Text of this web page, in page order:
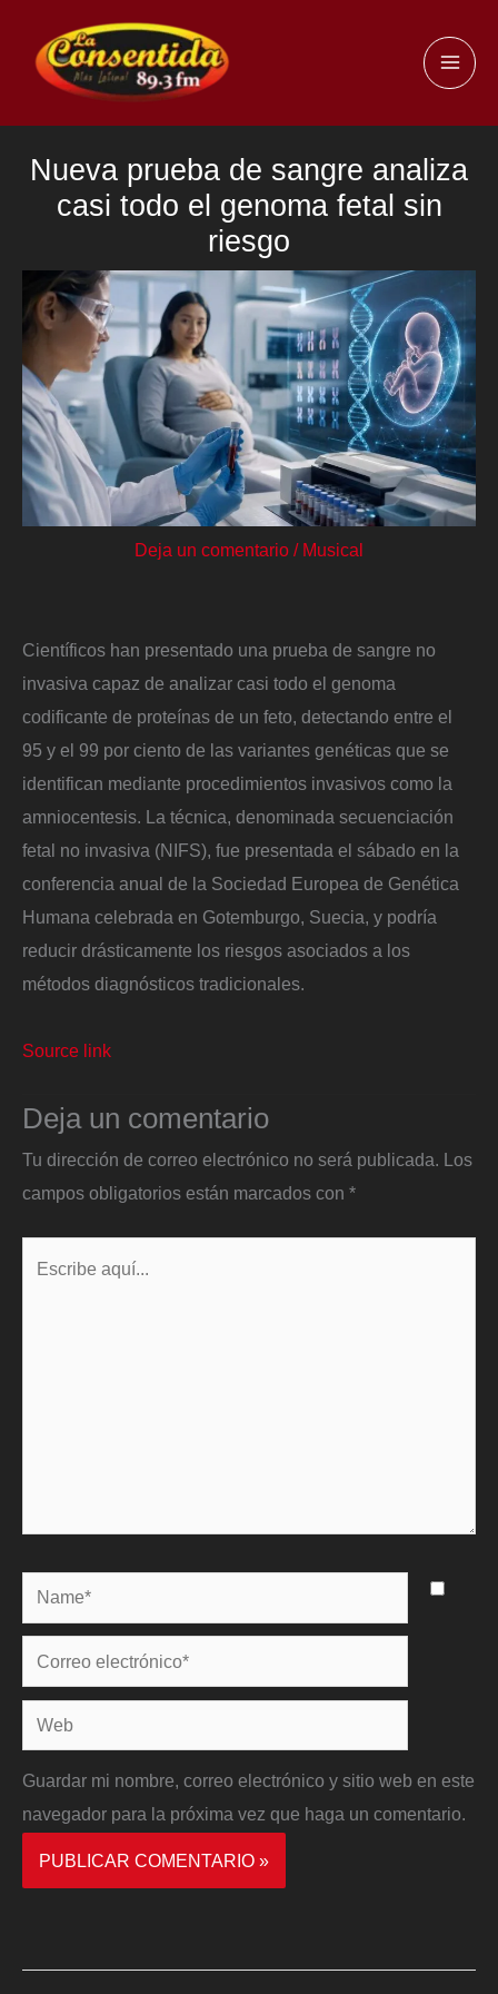
contenido
Nueva prueba de sangre analiza
casi todo el genoma fetal sin
riesgo
Deja un comentario / Musical
Científicos han presentado una prueba de sangre no
invasiva capaz de analizar casi todo el genoma
codificante de proteínas de un feto, detectando entre el
95 y el 99 por ciento de las variantes genéticas que se
identifican mediante procedimientos invasivos como la
amniocentesis. La técnica, denominada secuenciación
fetal no invasiva (NIFS), fue presentada el sábado en la
conferencia anual de la Sociedad Europea de Genética
Humana celebrada en Gotemburgo, Suecia, y podría
reducir drásticamente los riesgos asociados a los
métodos diagnósticos tradicionales.
Source link
Deja un comentario
Tu dirección de correo electrónico no será publicada.
Los
campos obligatorios están marcados con *
Name*
Correo
electrónico*
Web
Guardar mi nombre, correo electrónico y sitio web en este
navegador para la próxima vez que haga un comentario.